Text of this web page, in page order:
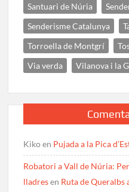
Santuari de Núria
Senderisme Catalunya
Torroella de Montgrí
Via verda
Vilanova i la
Kikoen Pujada a la Pica
Robatori a Vall de Núria:
lladresen Ruta de Queralbs